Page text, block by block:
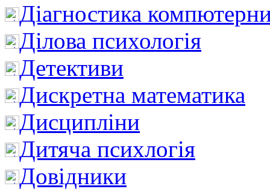
Діагностика
Ділова психологія
Детективи
Дискретна математика
Дисципліни
Дитяча психлогія
Довідники